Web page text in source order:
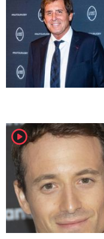
player2